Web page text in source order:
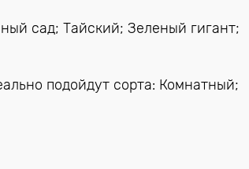
сад; Тайский; Зеленый гигант;
подойдут сорта: Комнатный;